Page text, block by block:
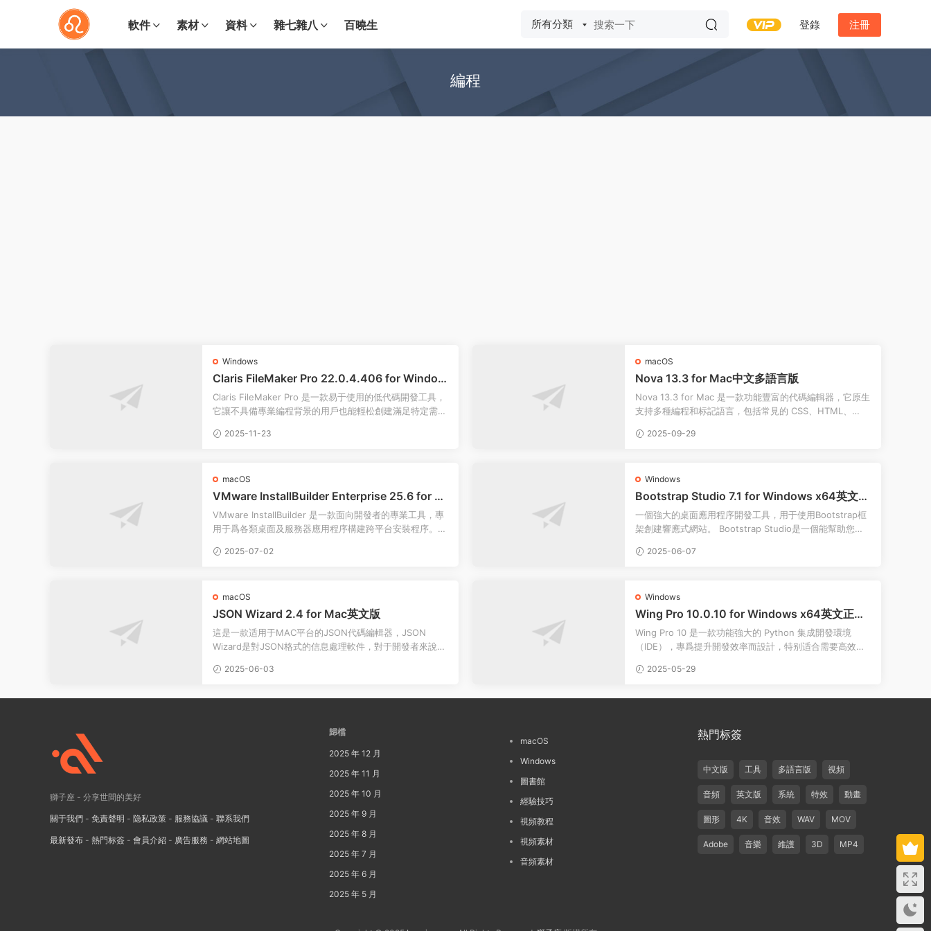
軟件 素材 資料 雜七雜八 百曉生 所有分類 登錄 注冊
編程
Windows
Claris FileMaker Pro 22.0.4.406 for Window
s中文專業版
Claris FileMaker Pro 是一款易于使用的低代碼開發工具，
它讓不具備專業編程背景的用戶也能輕松創建滿足特定需求
2025-11-23
macOS
Nova 13.3 for Mac中文多語言版
Nova 13.3 for Mac 是一款功能豐富的代碼編輯器，它原生
支持多種編程和标記語言，包括常見的 CSS、HTML、
2025-09-29
macOS
VMware InstallBuilder Enterprise 25.6 for M
ac英文企業版
VMware InstallBuilder 是一款面向開發者的專業工具，專
用于爲各類桌面及服務器應用程序構建跨平台安裝程序。僅
2025-07-02
Windows
Bootstrap Studio 7.1 for Windows x64英文注
冊版
一個強大的桌面應用程序開發工具，用于使用Bootstrap框
架創建響應式網站。 Bootstrap Studio是一個能幫助您創
2025-06-07
macOS
JSON Wizard 2.4 for Mac英文版
這是一款适用于MAC平台的JSON代碼編輯器，JSON
Wizard是對JSON格式的信息處理軟件，對于開發者來說是
2025-06-03
Windows
Wing Pro 10.0.10 for Windows x64英文正式
版
Wing Pro 10 是一款功能強大的 Python 集成開發環境
（IDE），專爲提升開發效率而設計，特别适合需要高效編
2025-05-29
獅子座 - 分享世間的美好
關于我們 - 免責聲明 - 隐私政策 - 服務協議 - 聯系我們
最新發布 - 熱門标簽 - 會員介紹 - 廣告服務 - 網站地圖
歸檔
2025 年 12 月
2025 年 11 月
2025 年 10 月
2025 年 9 月
2025 年 8 月
2025 年 7 月
2025 年 6 月
2025 年 5 月
macOS
Windows
圖書館
經驗技巧
視頻教程
視頻素材
音頻素材
熱門标簽
中文版 工具 多語言版 視頻
音頻 英文版 系統 特效 動畫
圖形 4K 音效 WAV MOV
Adobe 音樂 維護 3D MP4